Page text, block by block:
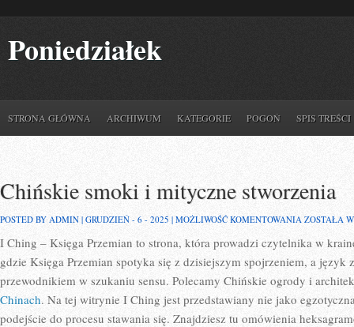
Poniedziałek
STRONA GŁÓWNA ARCHIWUM KATEGORIE POGOŃ SPIS TREŚCI
Chińskie smoki i mityczne stworzenia
POSTED BY ADMIN | GRUDZIEŃ - 6 - 2025 | MOŻLIWOŚĆ KOMENTOWANIA CHIŃSKIE
I
ZOSTAŁA
I Ching – Księga Przemian to strona, która prowadzi czytelnika w
gdzie Księga Przemian spotyka się z dzisiejszym spojrzeniem, a język
przewodnikiem w szukaniu sensu. Polecamy Chińskie ogrody i
Chinach. Na tej witrynie I Ching jest przedstawiany nie jako
podejście do procesu stawania się. Znajdziesz tu omówienia